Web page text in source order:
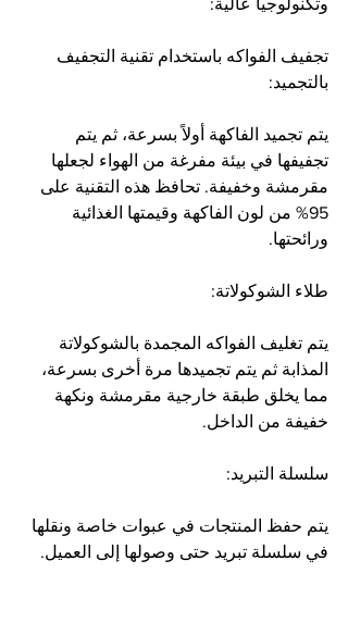
وتكنولوجيا عالية:
تجفيف الفواكه باستخدام تقنية التجفيف
بالتجميد:
يتم تجميد الفاكهة أولاً بسرعة، ثم يتم
تجفيفها في بيئة مفرغة من الهواء لجعلها
مقرمشة وخفيفة. تحافظ هذه التقنية على
95% من لون الفاكهة وقيمتها الغذائية
ورائحتها.
طلاء الشوكولاتة:
يتم تغليف الفواكه المجمدة بالشوكولاتة
المذابة ثم يتم تجميدها مرة أخرى بسرعة،
مما يخلق طبقة خارجية مقرمشة ونكهة
خفيفة من الداخل.
سلسلة التبريد:
يتم حفظ المنتجات في عبوات خاصة ونقلها
في سلسلة تبريد حتى وصولها إلى العميل.